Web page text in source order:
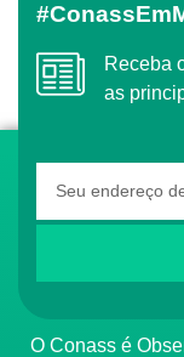
Receba
as
O Conass é